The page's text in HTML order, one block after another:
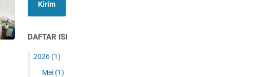
DAFTAR ISI
2026 (1)
Mei (1)